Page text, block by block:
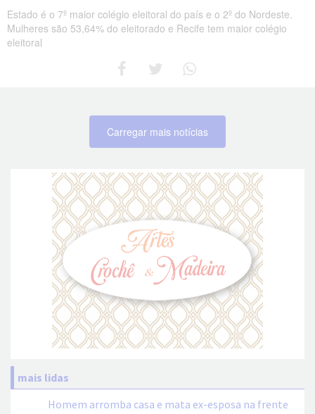
Estado é o 7º maior colégio eleitoral do país e o 2º do Nordeste.
Mulheres são 53,64% do eleitorado e Recife tem maior colégio
eleitoral
Carregar mais notícias
mais lidas
Homem arromba casa e mata ex-esposa na frente